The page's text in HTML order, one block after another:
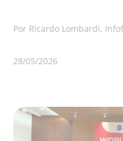
Por Ricardo Lombardi,
28/05/2026